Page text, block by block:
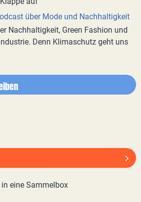
über Mode und Nachhaltigkeit
Nachhaltigkeit, Green Fashion und
Denn Klimaschutz geht uns